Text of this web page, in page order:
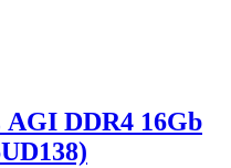
DDR4 16Gb